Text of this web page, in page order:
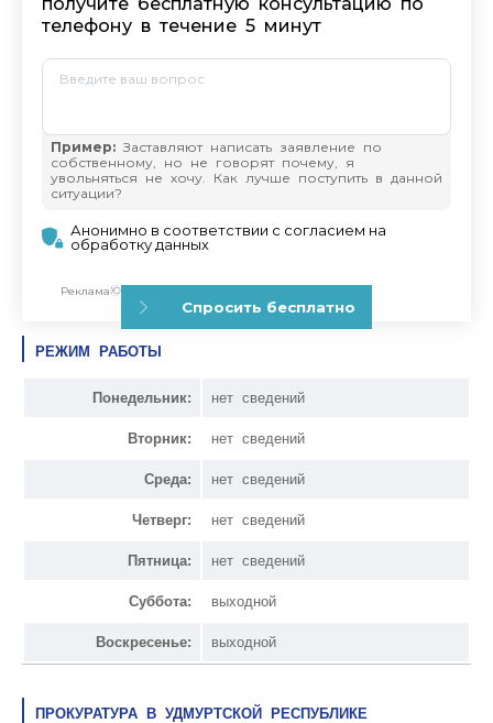
РЕЖИМ РАБОТЫ
Понедельник: нет сведений
Вторник: нет сведений
Среда: нет сведений
Четверг: нет сведений
Пятница: нет сведений
Суббота: выходной
Воскресенье: выходной
ПРОКУРАТУРА В УДМУРТСКОЙ РЕСПУБЛИКЕ